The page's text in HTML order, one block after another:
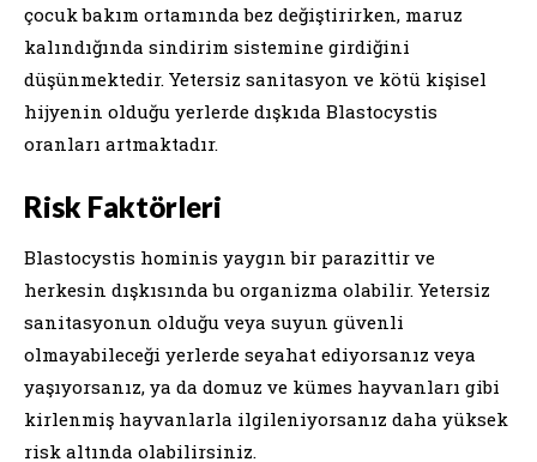
çocuk bakım ortamında bez değiştirirken, maruz
kalındığında sindirim sistemine girdiğini
düşünmektedir. Yetersiz sanitasyon ve kötü kişisel
hijyenin olduğu yerlerde dışkıda Blastocystis
oranları artmaktadır.
Risk Faktörleri
Blastocystis hominis yaygın bir parazittir ve
herkesin dışkısında bu organizma olabilir. Yetersiz
sanitasyonun olduğu veya suyun güvenli
olmayabileceği yerlerde seyahat ediyorsanız veya
yaşıyorsanız, ya da domuz ve kümes hayvanları gibi
kirlenmiş hayvanlarla ilgileniyorsanız daha yüksek
risk altında olabilirsiniz.